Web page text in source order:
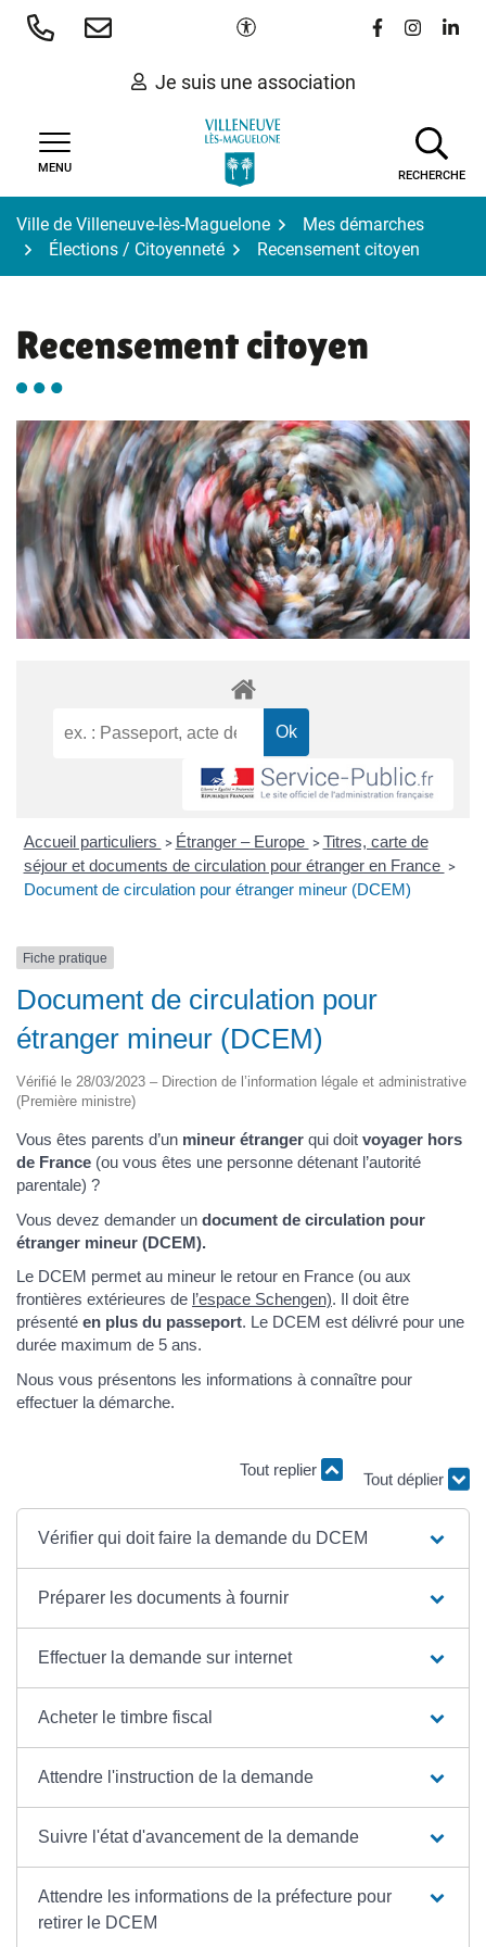
Aller
Paramètres d'accessibilité
Lien vers le
Lien vers
Lien
Je suis une association
MENU
RECHERCHE
Ville de Villeneuve-lès-Maguelone
Mes démarches
Élections / Citoyenneté
Recensement citoyen
Recensement citoyen
Accueil particuliers > Étranger – Europe > Titres, carte de
séjour et documents de circulation pour étranger en France >
Document de circulation pour étranger mineur (DCEM)
Fiche pratique
Document de circulation pour
étranger mineur (DCEM)
Vérifié le 28/03/2023 – Direction de l’information légale et administrative
(Première ministre)
Vous êtes parents d’un mineur étranger qui doit voyager hors
de France (ou vous êtes une personne détenant l’autorité
parentale) ?
Vous devez demander un document de circulation pour
étranger mineur (DCEM).
Le DCEM permet au mineur le retour en France (ou aux
frontières extérieures de l’espace Schengen). Il doit être
présenté en plus du passeport. Le DCEM est délivré pour une
durée maximum de 5 ans.
Nous vous présentons les informations à connaître pour
effectuer la démarche.
Tout replier
Tout déplier
Vérifier qui doit faire la demande du DCEM
Préparer les documents à fournir
Effectuer la demande sur internet
Acheter le timbre fiscal
Attendre l'instruction de la demande
Suivre l'état d'avancement de la demande
Attendre les informations de la préfecture pour
retirer le DCEM